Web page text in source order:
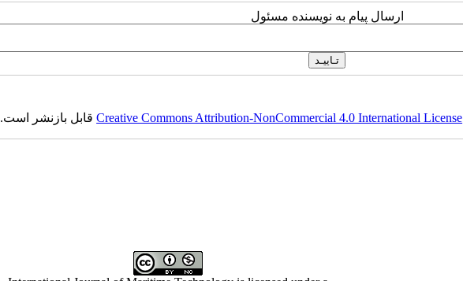
ارسال پیام به نویسنده مسئول
Creative Commons Attribution-NonCommercial 4.0 International Licenseقابل بازنشر است.